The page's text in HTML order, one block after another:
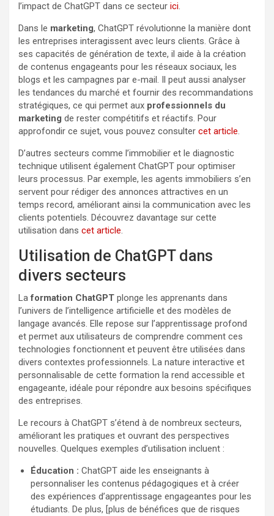
l’impact de ChatGPT dans ce secteur ici.
Dans le marketing, ChatGPT révolutionne la manière dont
les entreprises interagissent avec leurs clients. Grâce à
ses capacités de génération de texte, il aide à la création
de contenus engageants pour les réseaux sociaux, les
blogs et les campagnes par e-mail. Il peut aussi analyser
les tendances du marché et fournir des recommandations
stratégiques, ce qui permet aux professionnels du
marketing de rester compétitifs et réactifs. Pour
approfondir ce sujet, vous pouvez consulter cet article.
D’autres secteurs comme l’immobilier et le diagnostic
technique utilisent également ChatGPT pour optimiser
leurs processus. Par exemple, les agents immobiliers s’en
servent pour rédiger des annonces attractives en un
temps record, améliorant ainsi la communication avec les
clients potentiels. Découvrez davantage sur cette
utilisation dans cet article.
Utilisation de ChatGPT dans
divers secteurs
Laformation ChatGPT plonge les apprenants dans
l’univers de l’intelligence artificielle et des modèles de
langage avancés. Elle repose sur l’apprentissage profond
et permet aux utilisateurs de comprendre comment ces
technologies fonctionnent et peuvent être utilisées dans
divers contextes professionnels. La nature interactive et
personnalisable de cette formation la rend accessible et
engageante, idéale pour répondre aux besoins spécifiques
des entreprises.
Le recours à ChatGPT s’étend à de nombreux secteurs,
améliorant les pratiques et ouvrant des perspectives
nouvelles. Quelques exemples d’utilisation incluent :
Éducation : ChatGPT aide les enseignants à
personnaliser les contenus pédagogiques et à créer
des expériences d’apprentissage engageantes pour les
étudiants. De plus, [plus de bénéfices que de risques